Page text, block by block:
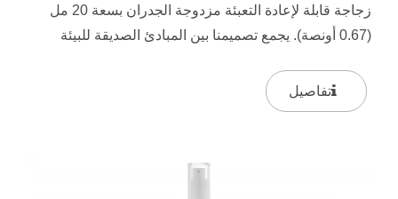
زجاجة قابلة لإعادة التعبئة مزدوجة الجدران بسعة 20 مل
(0.67 أونصة). يجمع تصميمنا بين المبادئ الصديقة للبيئة
تفاصيل